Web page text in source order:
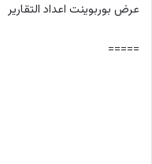
عرض بوربوينت اعداد التقارير
=====